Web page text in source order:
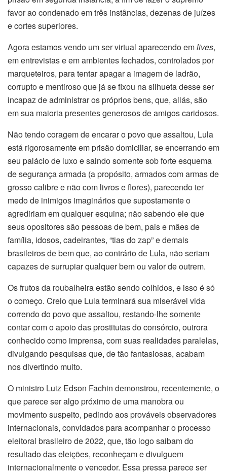
favor ao condenado em três instâncias, dezenas de juízes
e cortes superiores.
Agora estamos vendo um ser virtual aparecendo emlives,
em entrevistas e em ambientes fechados, controlados por
marqueteiros, para tentar apagar a imagem de ladrão,
corrupto e mentiroso que já se fixou na silhueta desse ser
incapaz de administrar os próprios bens, que, aliás, são
em sua maioria presentes generosos de amigos caridosos.
Não tendo coragem de encarar o povo que assaltou, Lula
está rigorosamente em prisão domiciliar, se encerrando em
seu palácio de luxo e saindo somente sob forte esquema
de segurança armada (a propósito, armados com armas de
grosso calibre e não com livros e flores), parecendo ter
medo de inimigos imaginários que supostamente o
agrediriam em qualquer esquina; não sabendo ele que
seus opositores são pessoas de bem, pais e mães de
família, idosos, cadeirantes, “tias do zap” e demais
brasileiros de bem que, ao contrário de Lula, não seriam
capazes de surrupiar qualquer bem ou valor de outrem.
Os frutos da roubalheira estão sendo colhidos, e isso é só
o começo. Creio que Lula terminará sua miserável vida
correndo do povo que assaltou, restando-lhe somente
contar com o apoio das prostitutas do consórcio, outrora
conhecido como imprensa, com suas realidades paralelas,
divulgando pesquisas que, de tão fantasiosas, acabam
nos divertindo muito.
O ministro Luiz Edson Fachin demonstrou, recentemente, o
que parece ser algo próximo de uma manobra ou
movimento suspeito, pedindo aos prováveis observadores
internacionais, convidados para acompanhar o processo
eleitoral brasileiro de 2022, que, tão logo saibam do
resultado das eleições, reconheçam e divulguem
internacionalmente o vencedor. Essa pressa parece ser